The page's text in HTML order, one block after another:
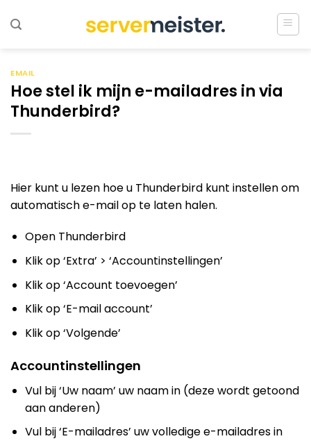
naar
EMAIL
Hoe stel ik mijn e-mailadres in via
Thunderbird?
Hier kunt u lezen hoe u Thunderbird kunt instellen om
automatisch e-mail op te laten halen.
Open Thunderbird
Klik op ‘Extra’ > ‘Accountinstellingen’
Klik op ‘Account toevoegen’
Klik op ‘E-mail account’
Klik op ‘Volgende’
Accountinstellingen
Vul bij ‘Uw naam’ uw naam in (deze wordt getoond
aan anderen)
Vul bij ‘E-mailadres’ uw volledige e-mailadres in